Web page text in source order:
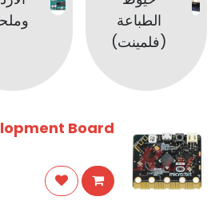
الطباعة
(فلمينت)
Board